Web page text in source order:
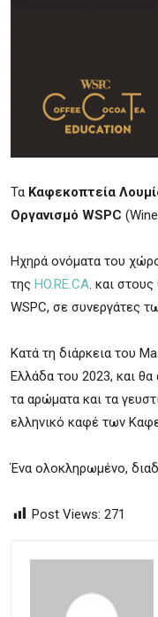
Τα Καφεκοπτεία
Οργανισμό WSPC (Wine
Ηχηρά ονόματα του
της HO.RE.CA. και
WSPC, σε συνεργάτες
Κατά τη διάρκεια του
Ελλάδα του 2023, και
τα αρώματα και τα
ελληνικό καφέ των
Ένα ολοκληρωμένο,
Post Views: 271